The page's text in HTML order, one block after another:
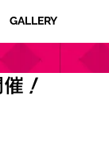
GALLERY
！